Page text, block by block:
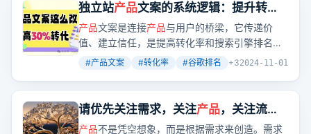
独立站产品文案的系统逻辑：提升转化
率与排名的关键！！
产品文案是连接产品与用户的桥梁，它传递价
值、建立信任，是提高转化率和搜索引擎排名的
关键。那么，如何写出既符合用户需求又能获得
#产品文案 #转化率 #谷歌排名 +32024-11-01
请优先关注需求，关注产品，关注流
量，其它的如变现、收费先放后面
产品不是凭空想象，而是根据需求来创造。需求